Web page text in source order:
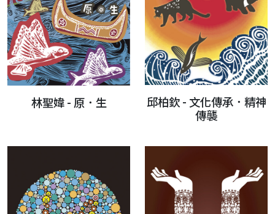
林聖媁 - 原．生
邱柏欽 - 文化傳承．精神
傳襲